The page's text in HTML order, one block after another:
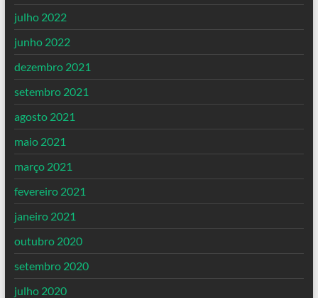
julho 2022
junho 2022
dezembro 2021
setembro 2021
agosto 2021
maio 2021
março 2021
fevereiro 2021
janeiro 2021
outubro 2020
setembro 2020
julho 2020